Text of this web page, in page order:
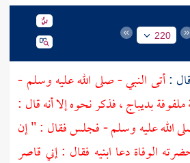
220
أتى النبي - صلى الله عليه وسلم -
بديباج ، فذكر نحوه إلا أنه قال :
الله عليه وسلم - فجلس فقال : " إن
الوفاة دعا ابنيه فقال : إني قاصر